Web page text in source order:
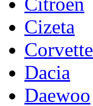
Cizeta
Corvette
Dacia
Daewoo